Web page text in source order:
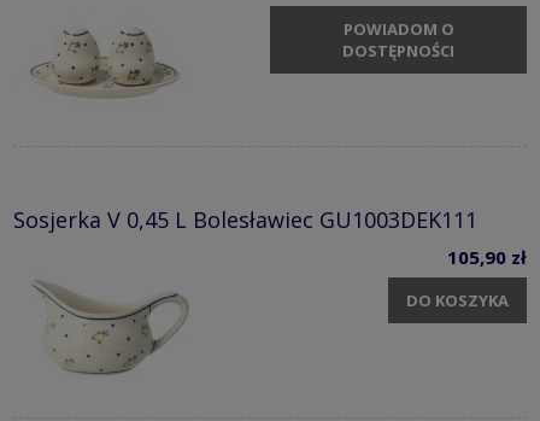
POWIADOM O
DOSTĘPNOŚCI
Sosjerka V 0,45 L Bolesławiec GU1003DEK111
105,90 zł
DO KOSZYKA